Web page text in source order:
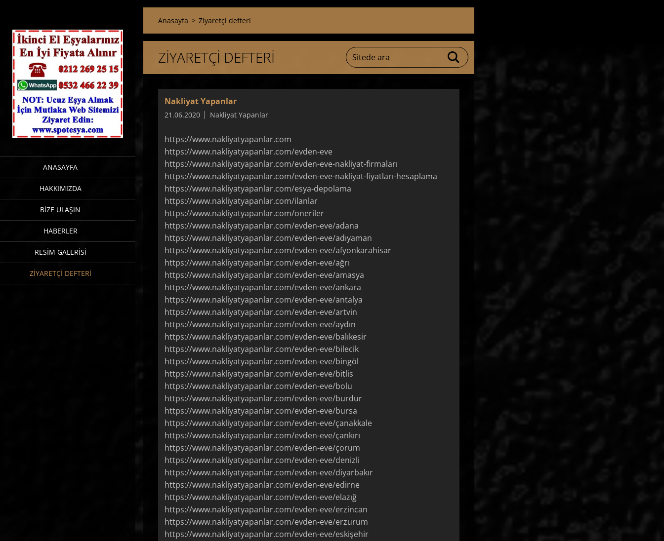
ANASAYFA
HAKKIMIZDA
BIZE ULAŞIN
HABERLER
RESIM GALERISI
ZIYARETÇI DEFTERI
Anasayfa > Ziyaretçi defteri
ZIYARETÇI DEFTERI
Nakliyat Yapanlar
21.06.2020 Nakliyat Yapanlar
https://www.nakliyatyapanlar.com
https://www.nakliyatyapanlar.com/evden-eve
https://www.nakliyatyapanlar.com/evden-eve-nakliyat-firmaları
https://www.nakliyatyapanlar.com/evden-eve-nakliyat-fiyatları-hesaplama
https://www.nakliyatyapanlar.com/esya-depolama
https://www.nakliyatyapanlar.com/ilanlar
https://www.nakliyatyapanlar.com/oneriler
https://www.nakliyatyapanlar.com/evden-eve/adana
https://www.nakliyatyapanlar.com/evden-eve/adıyaman
https://www.nakliyatyapanlar.com/evden-eve/afyonkarahisar
https://www.nakliyatyapanlar.com/evden-eve/ağrı
https://www.nakliyatyapanlar.com/evden-eve/amasya
https://www.nakliyatyapanlar.com/evden-eve/ankara
https://www.nakliyatyapanlar.com/evden-eve/antalya
https://www.nakliyatyapanlar.com/evden-eve/artvin
https://www.nakliyatyapanlar.com/evden-eve/aydın
https://www.nakliyatyapanlar.com/evden-eve/balıkesir
https://www.nakliyatyapanlar.com/evden-eve/bilecik
https://www.nakliyatyapanlar.com/evden-eve/bingöl
https://www.nakliyatyapanlar.com/evden-eve/bitlis
https://www.nakliyatyapanlar.com/evden-eve/bolu
https://www.nakliyatyapanlar.com/evden-eve/burdur
https://www.nakliyatyapanlar.com/evden-eve/bursa
https://www.nakliyatyapanlar.com/evden-eve/çanakkale
https://www.nakliyatyapanlar.com/evden-eve/çankırı
https://www.nakliyatyapanlar.com/evden-eve/çorum
https://www.nakliyatyapanlar.com/evden-eve/denizli
https://www.nakliyatyapanlar.com/evden-eve/diyarbakır
https://www.nakliyatyapanlar.com/evden-eve/edirne
https://www.nakliyatyapanlar.com/evden-eve/elazığ
https://www.nakliyatyapanlar.com/evden-eve/erzincan
https://www.nakliyatyapanlar.com/evden-eve/erzurum
https://www.nakliyatyapanlar.com/evden-eve/eskişehir